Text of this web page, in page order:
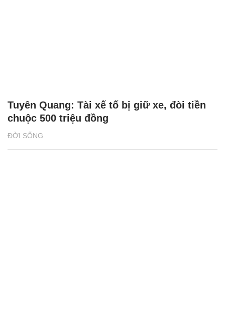
ĐỜI SỐNG
Tuyên Quang: Tài xế tố bị giữ xe, đòi tiền
chuộc 500 triệu đồng